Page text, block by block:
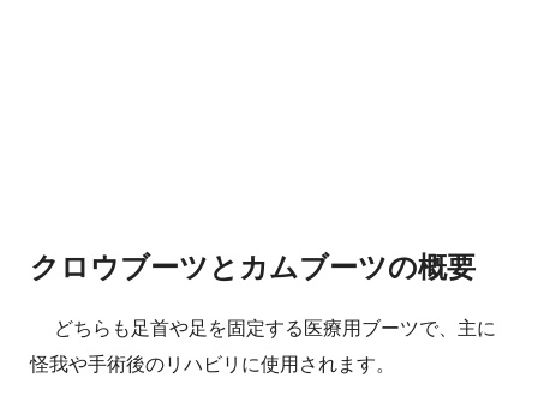
クロウブーツとカムブーツの概要
どちらも足首や足を固定する医療用ブーツで、主に
怪我や手術後のリハビリに使用されます。